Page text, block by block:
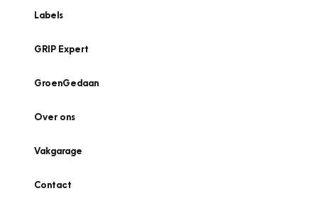
Labels
GRIP Expert
GroenGedaan
Over ons
Vakgarage
Contact